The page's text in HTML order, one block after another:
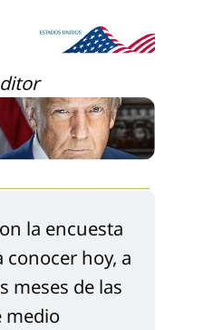
conocer hoy, a
meses de las
medio